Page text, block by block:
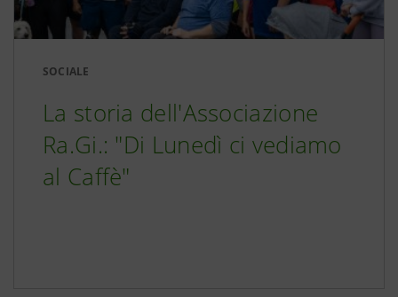
SOCIALE
La storia dell'Associazione
Ra.Gi.: "Di Lunedì ci vediamo
al Caffè"